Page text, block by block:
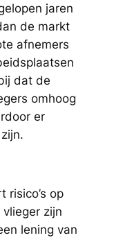
jaren
de markt
afnemers
dat de
omhoog
er
risico’s op
zijn
lening van